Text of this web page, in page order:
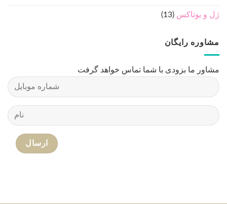
ژل و بوتاکس (13)
مشاوره رایگان
مشاور ما بزودی با شما تماس خواهد گرفت